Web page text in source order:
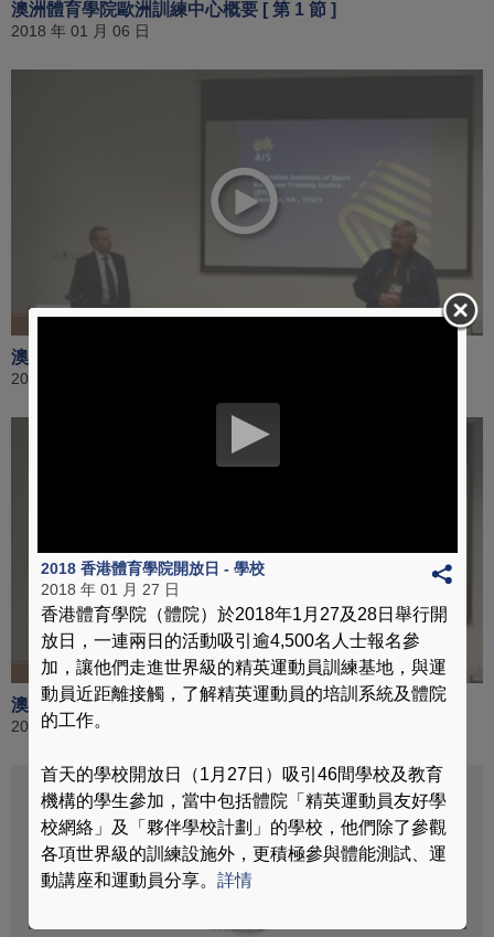
澳洲體育學院歐洲訓練中心概要 [ 第 1 節 ]
2018 年 01 月 06 日
澳洲體育學院歐洲訓練中心概要 [ 第 2 節 ]
2018 年 01 月 06 日
澳洲體育學院歐洲訓練中心概要 [ 第 3 節 ]
2018 年 01 月 06 日
2018 香港體育學院開放日 - 學校
2018 年 01 月 27 日
香港體育學院（體院）於2018年1月27及28日舉行開
放日，一連兩日的活動吸引逾4,500名人士報名參
加，讓他們走進世界級的精英運動員訓練基地，與運
動員近距離接觸，了解精英運動員的培訓系統及體院
的工作。
首天的學校開放日（1月27日）吸引46間學校及教育
機構的學生參加，當中包括體院「精英運動員友好學
校網絡」及「夥伴學校計劃」的學校，他們除了參觀
各項世界級的訓練設施外，更積極參與體能測試、運
動講座和運動員分享。 詳情